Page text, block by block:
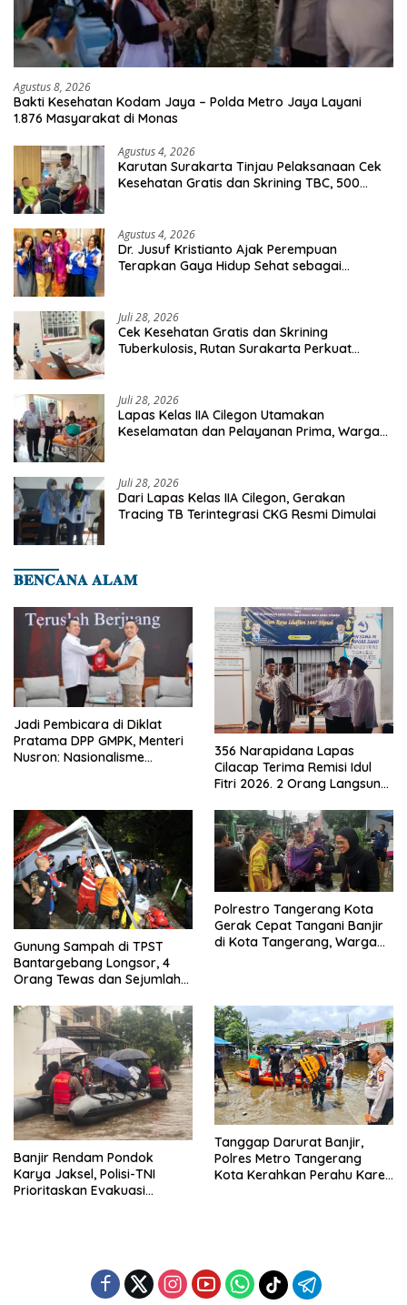
Agustus 8, 2026
Bakti Kesehatan Kodam Jaya – Polda Metro Jaya Layani
1.876 Masyarakat di Monas
Agustus 4, 2026
Karutan Surakarta Tinjau Pelaksanaan Cek
Kesehatan Gratis dan Skrining TBC, 500
Agustus 4, 2026
Dr. Jusuf Kristianto Ajak Perempuan
Terapkan Gaya Hidup Sehat sebagai
Juli 28, 2026
Cek Kesehatan Gratis dan Skrining
Tuberkulosis, Rutan Surakarta Perkuat
Juli 28, 2026
Lapas Kelas IIA Cilegon Utamakan
Keselamatan dan Pelayanan Prima, Warga
Juli 28, 2026
Dari Lapas Kelas IIA Cilegon, Gerakan
Tracing TB Terintegrasi CKG Resmi Dimulai
𝐁𝐄𝐍𝐂𝐀𝐍𝐀 𝐀𝐋𝐀𝐌
Jadi Pembicara di Diklat
Pratama DPP GMPK, Menteri
Nusron: Nasionalisme
356 Narapidana Lapas
Cilacap Terima Remisi Idul
Fitri 2026. 2 Orang Langsung
Gunung Sampah di TPST
Bantargebang Longsor, 4
Orang Tewas dan Sejumlah
Polrestro Tangerang Kota
Gerak Cepat Tangani Banjir
di Kota Tangerang, Warga
Banjir Rendam Pondok
Karya Jaksel, Polisi-TNI
Prioritaskan Evakuasi
Tanggap Darurat Banjir,
Polres Metro Tangerang
Kota Kerahkan Perahu Karet